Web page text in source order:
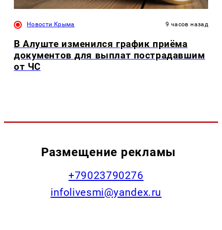
Новости Крыма 9 часов назад
В Алуште изменился график приёма
документов для выплат пострадавшим
от ЧС
Размещение рекламы
+79023790276
infolivesmi@yandex.ru